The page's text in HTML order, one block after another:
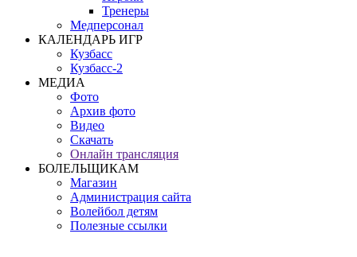
Тренеры
Медперсонал
КАЛЕНДАРЬ ИГР
Кузбасс
Кузбасс-2
МЕДИА
Фото
Архив фото
Видео
Скачать
Онлайн трансляция
БОЛЕЛЬЩИКАМ
Магазин
Администрация сайта
Волейбол детям
Полезные ссылки